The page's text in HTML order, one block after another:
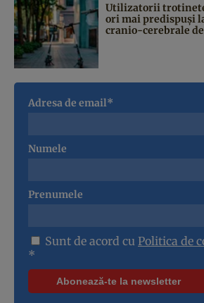
Utilizatorii
ori mai predispuși
cranio-cerebrale
Adresa de email*
Numele
Prenumele
Sunt de acord cu Politica de
*